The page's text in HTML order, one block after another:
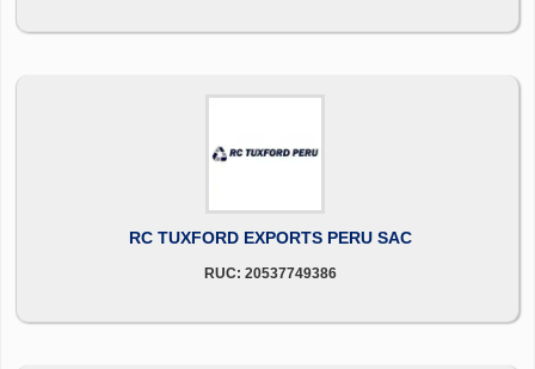
RC TUXFORD EXPORTS PERU SAC
RUC: 20537749386